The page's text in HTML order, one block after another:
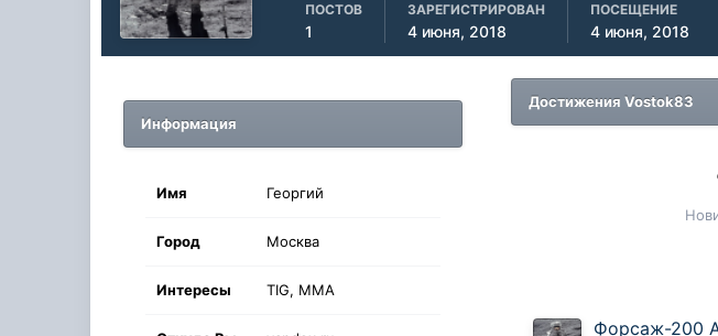
ПОСТОВ
1
ЗАРЕГИСТРИРОВАН
4 июня, 2018
ПОСЕЩЕНИЕ
4 июня, 2018
Информация
Имя Георгий
Город Москва
Интересы TIG, MMA
Достижения Vostok83
Форсаж-200